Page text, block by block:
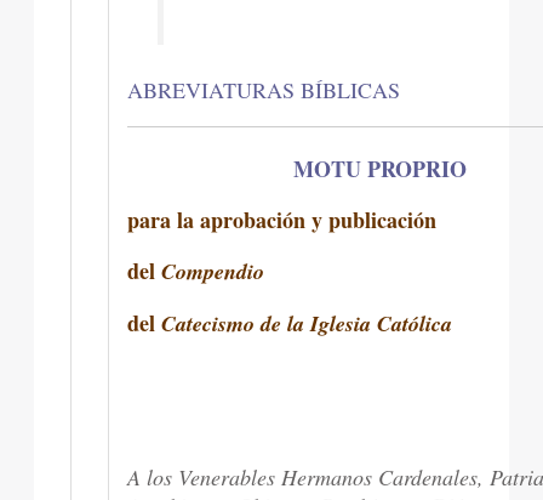
ABREVIATURAS BÍBLICAS
MOTU PROPRIO
para la aprobación y publicación
delCompendio
delCatecismo de la Iglesia Católica
A los Venerables Hermanos Cardenales,